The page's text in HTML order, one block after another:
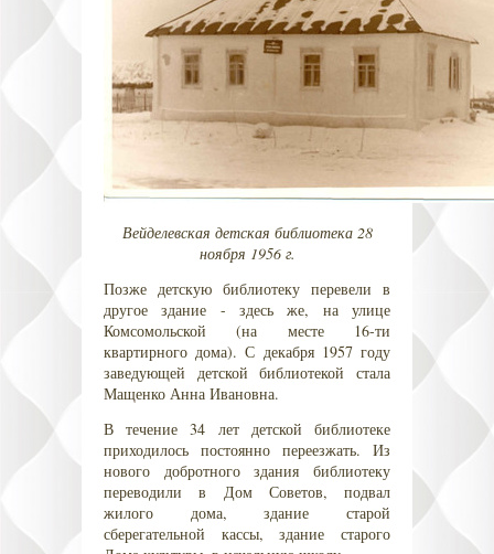
Вейделевская детская библиотека 28
ноября 1956 г.
Позже детскую библиотеку перевели в
другое здание - здесь же, на улице
Комсомольской (на месте 16-ти
квартирного дома). С декабря 1957 году
заведующей детской библиотекой стала
Мащенко Анна Ивановна.
В течение 34 лет детской библиотеке
приходилось постоянно переезжать. Из
нового добротного здания библиотеку
переводили в Дом Советов, подвал
жилого дома, здание старой
сберегательной кассы, здание старого